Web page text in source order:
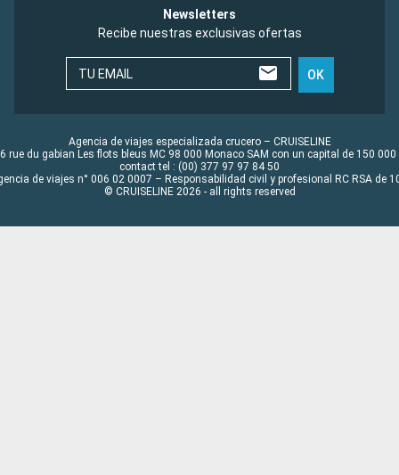
Newsletters
Recibe nuestras exclusivas ofertas
TU EMAIL OK
Agencia de viajes especializada crucero – CRUISELINE
rue du gabian Les flots bleus MC 98 000 Monaco SAM con un capital de 150 000
contact tel : (00) 377 97 97 84 50
de viajes n° 006 02 0007 – Responsabilidad civil y profesional RC RSA de
© CRUISELINE 2026 - all rights reserved